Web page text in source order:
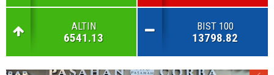
ALTIN
6541.13
BIST 100
13798.82